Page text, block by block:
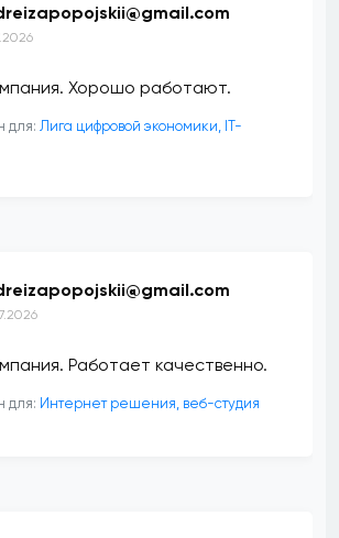
Хорошо работают.
для: Лига цифровой экономики, IT-
Работает качественно.
для: Интернет решения, веб-студия